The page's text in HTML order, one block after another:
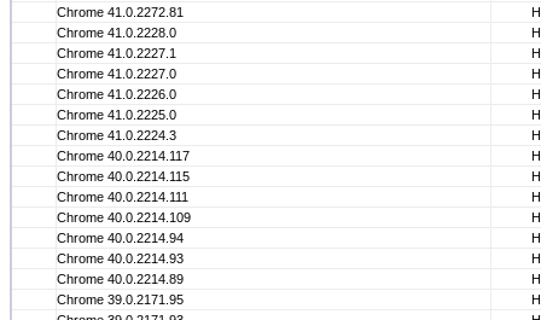
Chrome 41.0.2272.81
Chrome 41.0.2228.0
Chrome 41.0.2227.1
Chrome 41.0.2227.0
Chrome 41.0.2226.0
Chrome 41.0.2225.0
Chrome 41.0.2224.3
Chrome 40.0.2214.117
Chrome 40.0.2214.115
Chrome 40.0.2214.111
Chrome 40.0.2214.109
Chrome 40.0.2214.94
Chrome 40.0.2214.93
Chrome 40.0.2214.89
Chrome 39.0.2171.95